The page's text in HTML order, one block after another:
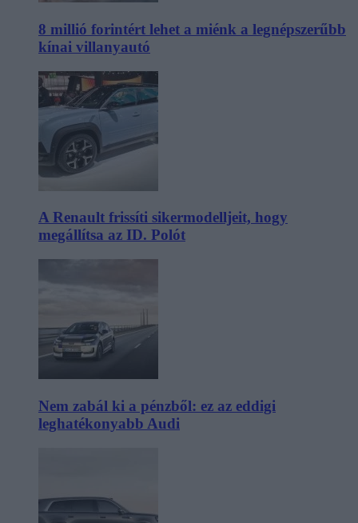
8 millió forintért lehet a miénk a legnépszerűbb
kínai villanyautó
A Renault frissíti sikermodelljeit, hogy
megállítsa az ID. Polót
Nem zabál ki a pénzből: ez az eddigi
leghatékonyabb Audi